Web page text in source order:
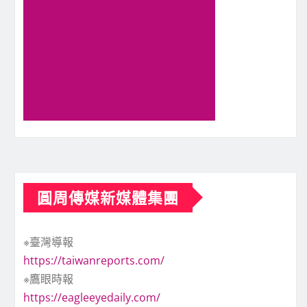
圓周傳媒新媒體集團
※臺灣導報
https://taiwanreports.com/
※鷹眼時報
https://eagleeyedaily.com/